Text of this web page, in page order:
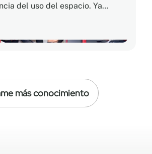
del uso del espacio. Ya
centro de convenciones con
una parte importante de su
a áreas de almacenamiento
que podrían
más conocimiento